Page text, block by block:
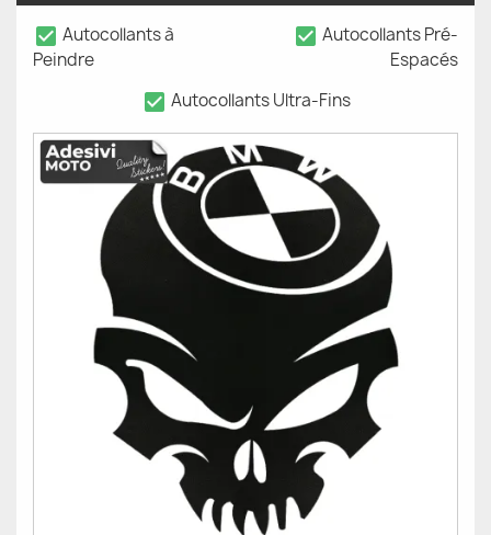
check_box Autocollants à
Peindre
check_box Autocollants Pré-
Espacés
check_box Autocollants Ultra-Fins